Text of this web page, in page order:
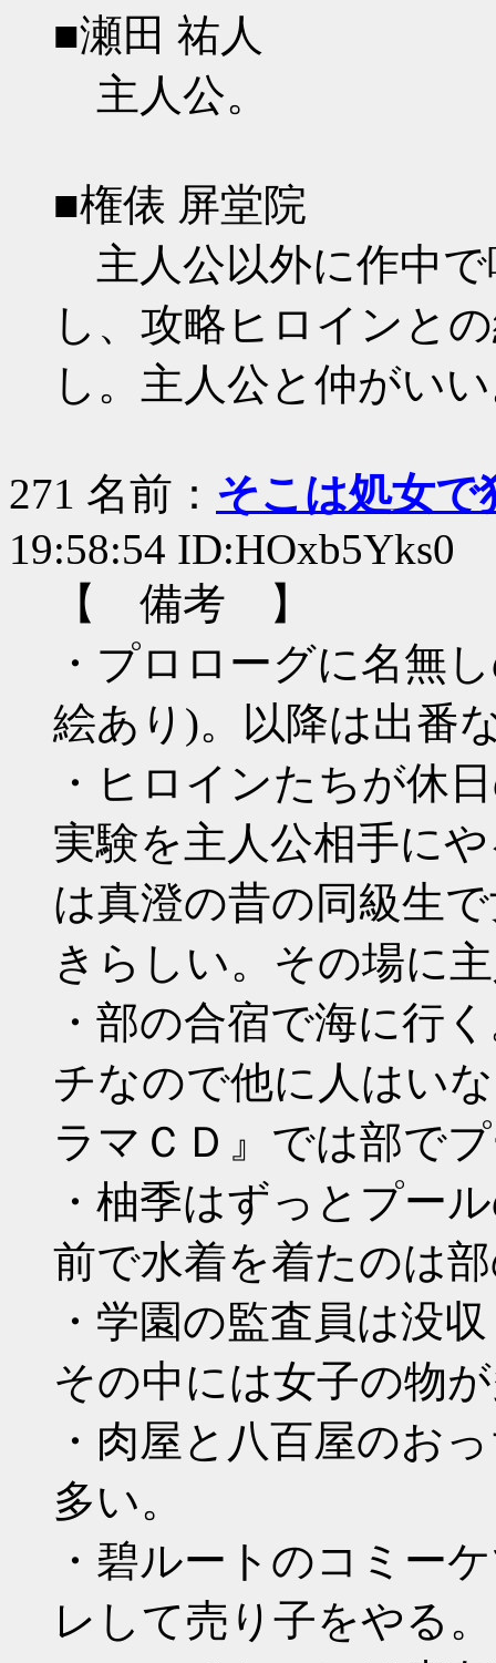
■瀬田 祐人
主人公。
■権俵 屏堂院
主人公以外に作中で
し、攻略ヒロインと
し。主人公と仲がい
271 名前： そこは処女で
19:58:54 ID:HOxb5Yks0
【 備考 】
・プロローグに名無
絵あり)。以降は出番
・ヒロインたちが休
実験を主人公相手に
は真澄の昔の同級生
きらしい。その場に
・部の合宿で海に行
チなので他に人はい
ラマＣＤ』では部で
・柚季はずっとプー
前で水着を着たのは
・学園の監査員は没
その中には女子の物
・肉屋と八百屋のお
多い。
・碧ルートのコミー
レして売り子をやる